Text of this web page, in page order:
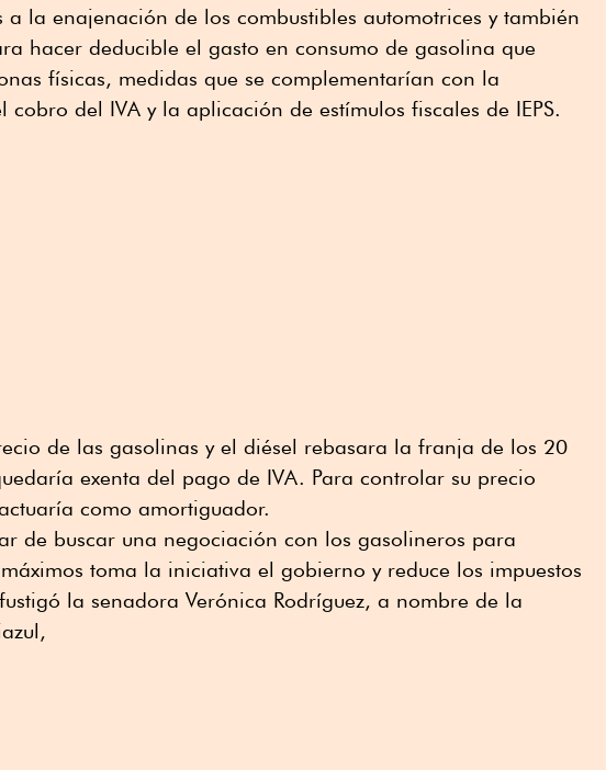
a la enajenación de los combustibles automotrices y también
hacer deducible el gasto en consumo de gasolina que
físicas, medidas que se complementarían con la
cobro del IVA y la aplicación de estímulos fiscales de IEPS.
de las gasolinas y el diésel rebasara la franja de los 20
exenta del pago de IVA. Para controlar su precio
como amortiguador.
de buscar una negociación con los gasolineros para
toma la iniciativa el gobierno y reduce los impuestos
la senadora Verónica Rodríguez, a nombre de la